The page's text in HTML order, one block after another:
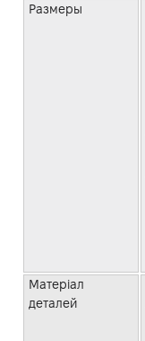
Размеры
Матеріал
деталей